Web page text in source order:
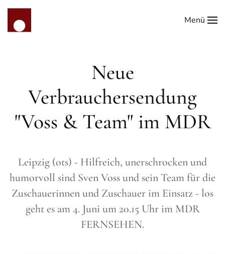
Zum Hauptinhalt springen
Menü
Neue
Verbrauchersendung
"Voss & Team" im MDR
Leipzig (ots) - Hilfreich, unerschrocken und
humorvoll sind Sven Voss und sein Team für die
Zuschauerinnen und Zuschauer im Einsatz - los
geht es am 4. Juni um 20.15 Uhr im MDR
FERNSEHEN.